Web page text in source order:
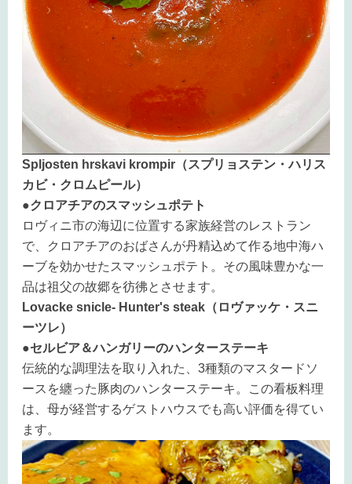
Spljosten hrskavi krompir（スプリョステン・ハリス
カビ・クロムピール）
●クロアチアのスマッシュポテト
ロヴィニ市の海辺に位置する家族経営のレストラン
で、クロアチアのおばさんが丹精込めて作る地中海ハ
ーブを効かせたスマッシュポテト。その風味豊かな一
品は祖父の故郷を彷彿とさせます。
Lovacke snicle- Hunter's steak（ロヴァッケ・スニ
ーツレ）
●セルビア＆ハンガリーのハンターステーキ
伝統的な調理法を取り入れた、3種類のマスタードソ
ースを纏った豚肉のハンターステーキ。この看板料理
は、母が経営するゲストハウスでも高い評価を得てい
ます。